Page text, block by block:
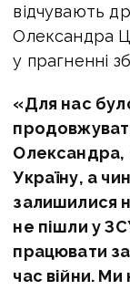
відчувають
Олександра
у прагненні
«Для нас
Олександра,
Україну, а
залишилися
не пішли у
працювати
час війни.